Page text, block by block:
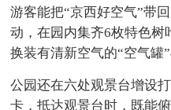
游客能把“京西好空气”带
动，在园内集齐6枚特色
换装有清新空气的“空气罐
公园还在六处观景台增设
卡，抵达观景台时，既能